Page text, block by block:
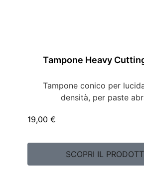
Tampone Heavy
Tampone conico per
densità, per paste
19,00 €
SCOPRI IL